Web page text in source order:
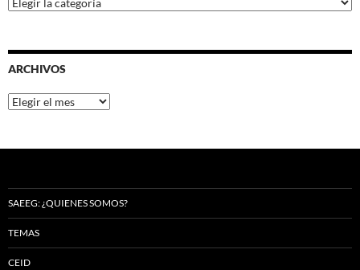
ARCHIVOS
Archivos
SAEEG: ¿QUIENES SOMOS?
TEMAS
CEID